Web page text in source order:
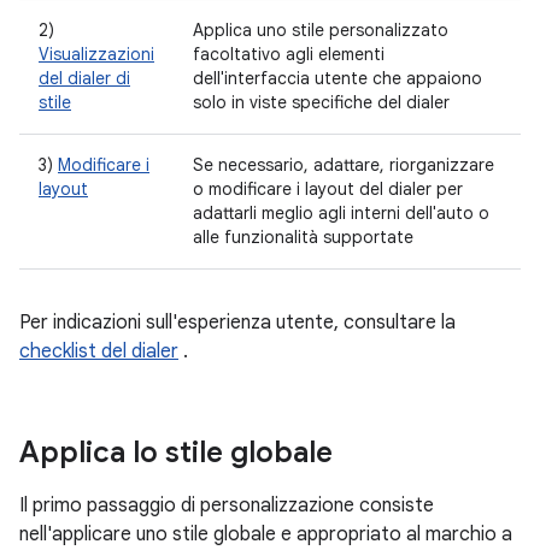
2)
Visualizzazioni
del dialer di
stile
Applica uno stile personalizzato
facoltativo agli elementi
dell'interfaccia utente che appaiono
solo in viste specifiche del dialer
3) Modificare i
layout
Se necessario, adattare, riorganizzare
o modificare i layout del dialer per
adattarli meglio agli interni dell'auto o
alle funzionalità supportate
Per indicazioni sull'esperienza utente, consultare la
checklist del dialer .
Applica lo stile globale
Il primo passaggio di personalizzazione consiste
nell'applicare uno stile globale e appropriato al marchio a